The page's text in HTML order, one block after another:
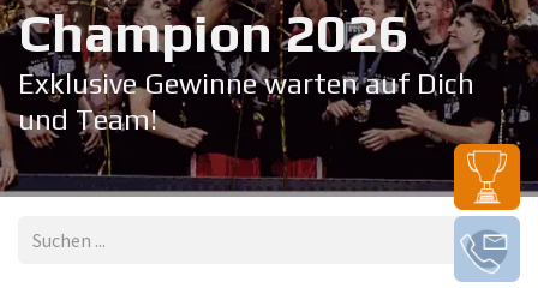
Champion 20​26
Exklusive Gewinne warten auf Dich
und Team!